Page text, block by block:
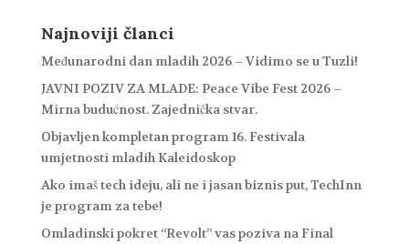
Najnoviji članci
Međunarodni dan mladih 2026 – Vidimo se u Tuzli!
JAVNI POZIV ZA MLADE: Peace Vibe Fest 2026 –
Mirna budućnost. Zajednička stvar.
Objavljen kompletan program 16. Festivala
umjetnosti mladih Kaleidoskop
Ako imaš tech ideju, ali ne i jasan biznis put, TechInn
je program za tebe!
Omladinski pokret “Revolt” vas poziva na Final